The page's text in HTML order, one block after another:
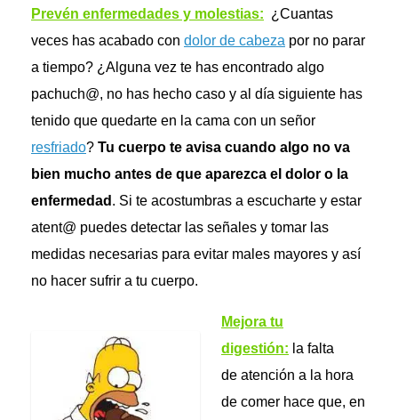
Prevén enfermedades y molestias: ¿Cuantas
veces has acabado con dolor de cabeza por no parar
a tiempo? ¿Alguna vez te has encontrado algo
pachuch@, no has hecho caso y al día siguiente has
tenido que quedarte en la cama con un señor
resfriado? Tu cuerpo te avisa cuando algo no va
bien mucho antes de que aparezca el dolor o la
enfermedad . Si te acostumbras a escucharte y estar
atent@ puedes detectar las señales y tomar las
medidas necesarias para evitar males mayores y así
no hacer sufrir a tu cuerpo.
Mejora tu
digestión: la falta
de atención a la hora
de comer hace que, en